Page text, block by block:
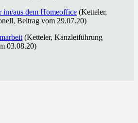
im/aus dem Homeoffice (Ketteler,
Beitrag vom 29.07.20)
(Ketteler, Kanzleiführung
03.08.20)